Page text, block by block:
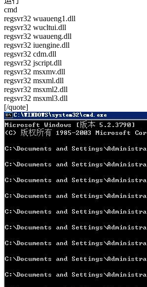
cmd
regsvr32 wuaueng1.dll
regsvr32 wucltui.dll
regsvr32 wuaueng.dll
regsvr32 iuengine.dll
regsvr32 cdm.dll
regsvr32 jscript.dll
regsvr32 msxmv.dll
regsvr32 msxml.dll
regsvr32 msxml2.dll
regsvr32 msxml3.dll
[/quote]